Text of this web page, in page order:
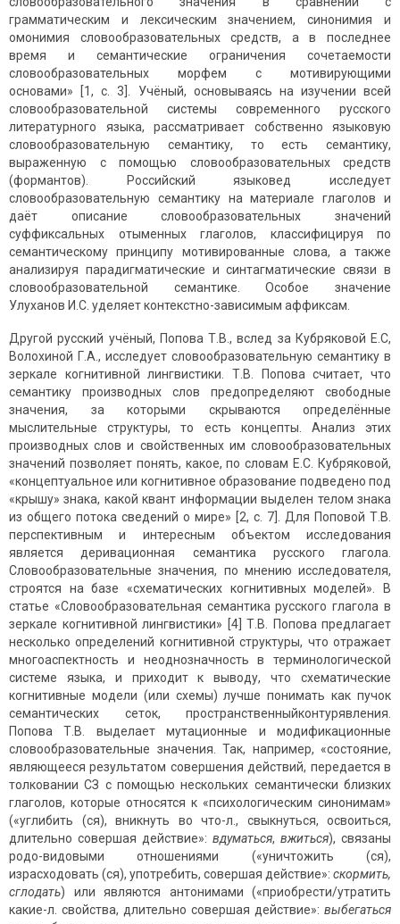
грамматическим и лексическим значением, синонимия и
омонимия словообразовательных средств, а в последнее
время и семантические ограничения сочетаемости
словообразовательных морфем с мотивирующими
основами» [1, с. 3]. Учёный, основываясь на изучении всей
словообразовательной системы современного русского
литературного языка, рассматривает собственно языковую
словообразовательную семантику, то есть семантику,
выраженную с помощью словообразовательных средств
(формантов). Российский языковед исследует
словообразовательную семантику на материале глаголов и
даёт описание словообразовательных значений
суффиксальных отыменных глаголов, классифицируя по
семантическому принципу мотивированные слова, а также
анализируя парадигматические и синтагматические связи в
словообразовательной семантике. Особое значение
Улуханов И.С. уделяет контекстно-зависимым аффиксам.
Другой русский учёный, Попова Т.В., вслед за Кубряковой Е.С,
Волохиной Г.А., исследует словообразовательную семантику в
зеркале когнитивной лингвистики. Т.В. Попова считает, что
семантику производных слов предопределяют свободные
значения, за которыми скрываются определённые
мыслительные структуры, то есть концепты. Анализ этих
производных слов и свойственных им словообразовательных
значений позволяет понять, какое, по словам Е.С. Кубряковой,
«концептуальное или когнитивное образование подведено под
«крышу» знака, какой квант информации выделен телом знака
из общего потока сведений о мире» [2, с. 7]. Для Поповой Т.В.
перспективным и интересным объектом исследования
является деривационная семантика русского глагола.
Словообразовательные значения, по мнению исследователя,
строятся на базе «схематических когнитивных моделей». В
статье «Словообразовательная семантика русского глагола в
зеркале когнитивной лингвистики» [4] Т.В. Попова предлагает
несколько определений когнитивной структуры, что отражает
многоаспектность и неоднозначность в терминологической
системе языка, и приходит к выводу, что схематические
когнитивные модели (или схемы) лучше понимать как пучок
семантических сеток, пространственныйконтурявления.
Попова Т.В. выделает мутационные и модификационные
словообразовательные значения. Так, например, «состояние,
являющееся результатом совершения действий, передается в
толковании СЗ с помощью нескольких семантически близких
глаголов, которые относятся к «психологическим синонимам»
(«углибить (ся), вникнуть во что-л., свыкнуться, освоиться,
длительно совершая действие»: вдуматься, вжиться), связаны
родо-видовыми отношениями («уничтожить (ся),
израсходовать (ся), употребить, совершая действие»: скормить,
сглодать) или являются антонимами («приобрести/утратить
какие-л. свойства, длительно совершая действие»: выбегаться